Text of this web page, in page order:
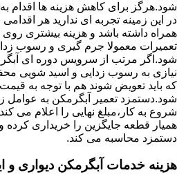
شود.هرگز برای کاهش هزینه ها اقدام به
در این زمینه تجربه ای ندارید هر
همراه داشته باشد و هزینه بیشتری
تعمیرات معمولا جرم گیری و رسوب
شود.اگر مرتب از سرویس دوره ای
نیازی به رسوب زدایی و اسید شویی
که باید تعویض شوند هم با توجه به
شود.دستمزد تعمیر آبگرمکن به عوامل
شروع به کار،مبلغ نهایی را اعلام می
همیار قطعه جایگزین را خریداری کرده
دستمزد محاسبه می کند.
هزینه خدمات آبگرمکن دیواری و